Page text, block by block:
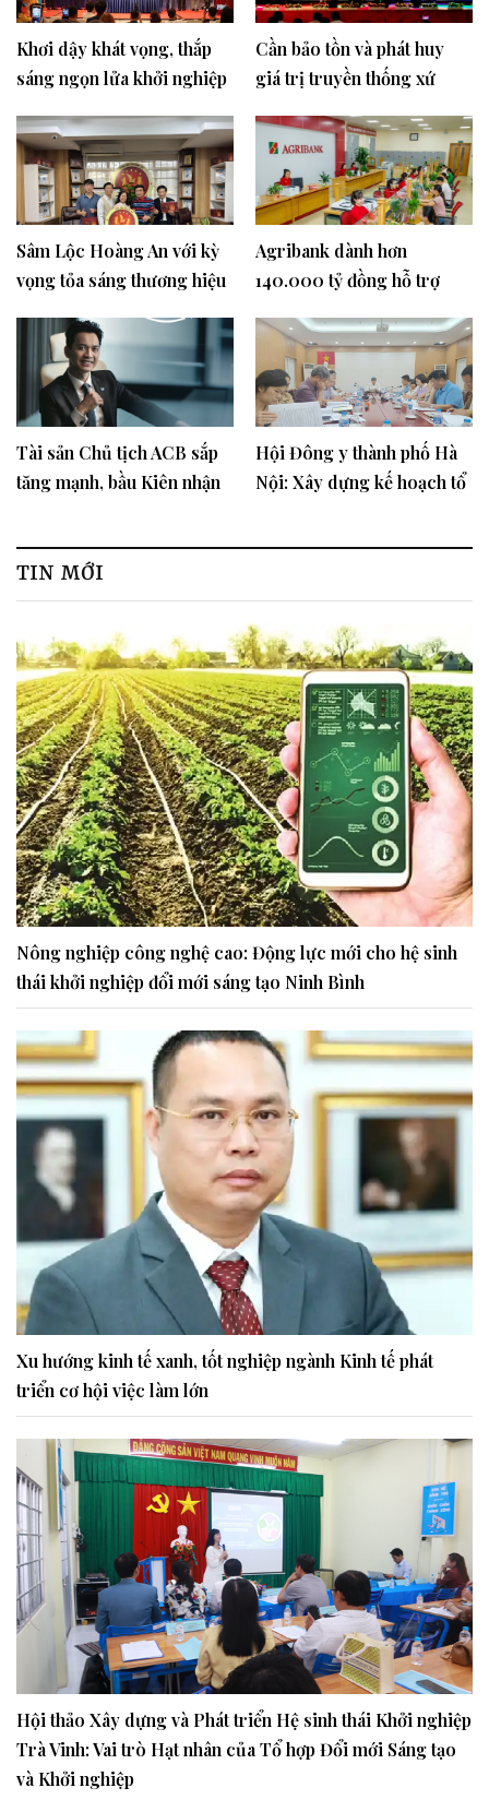
Khơi dậy khát vọng, thắp
sáng ngọn lửa khởi nghiệp
Cần bảo tồn và phát huy
giá trị truyền thống xứ
Sâm Lộc Hoàng An với kỳ
vọng tỏa sáng thương hiệu
Agribank dành hơn
140.000 tỷ đồng hỗ trợ
Tài sản Chủ tịch ACB sắp
tăng mạnh, bầu Kiên nhận
Hội Đông y thành phố Hà
Nội: Xây dựng kế hoạch tổ
TIN MỚI
Nông nghiệp công nghệ cao: Động lực mới cho hệ sinh
thái khởi nghiệp đổi mới sáng tạo Ninh Bình
Xu hướng kinh tế xanh, tốt nghiệp ngành Kinh tế phát
triển cơ hội việc làm lớn
Hội thảo Xây dựng và Phát triển Hệ sinh thái Khởi nghiệp
Trà Vinh: Vai trò Hạt nhân của Tổ hợp Đổi mới Sáng tạo
và Khởi nghiệp